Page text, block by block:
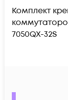
Комплект
7050QX-32S